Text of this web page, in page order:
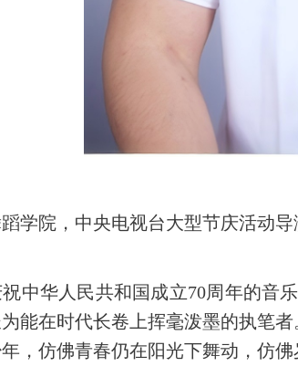
学院，中央电视台大型节庆活动
祝中华人民共和国成立70周年的音
能在时代长卷上挥毫泼墨的执笔
，仿佛青春仍在阳光下舞动，仿佛